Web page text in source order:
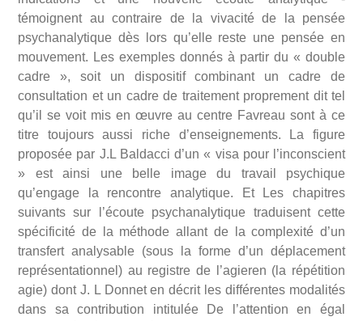
témoignent au contraire de la vivacité de la pensée
psychanalytique dès lors qu’elle reste une pensée en
mouvement. Les exemples donnés à partir du « double
cadre », soit un dispositif combinant un cadre de
consultation et un cadre de traitement proprement dit tel
qu’il se voit mis en œuvre au centre Favreau sont à ce
titre toujours aussi riche d’enseignements. La figure
proposée par J.L Baldacci d’un « visa pour l’inconscient
» est ainsi une belle image du travail psychique
qu’engage la rencontre analytique. Et Les chapitres
suivants sur l’écoute psychanalytique traduisent cette
spécificité de la méthode allant de la complexité d’un
transfert analysable (sous la forme d’un déplacement
représentationnel) au registre de l’agieren (la répétition
agie) dont J. L Donnet en décrit les différentes modalités
dans sa contribution intitulée De l’attention en égal